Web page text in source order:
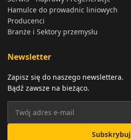
Hamulce do prowadnic liniowych
Producenci
Branże i Sektory przemysłu
Newsletter
Zapisz się do naszego newslettera.
Bądź zawsze na bieżąco.
Subskrybuj